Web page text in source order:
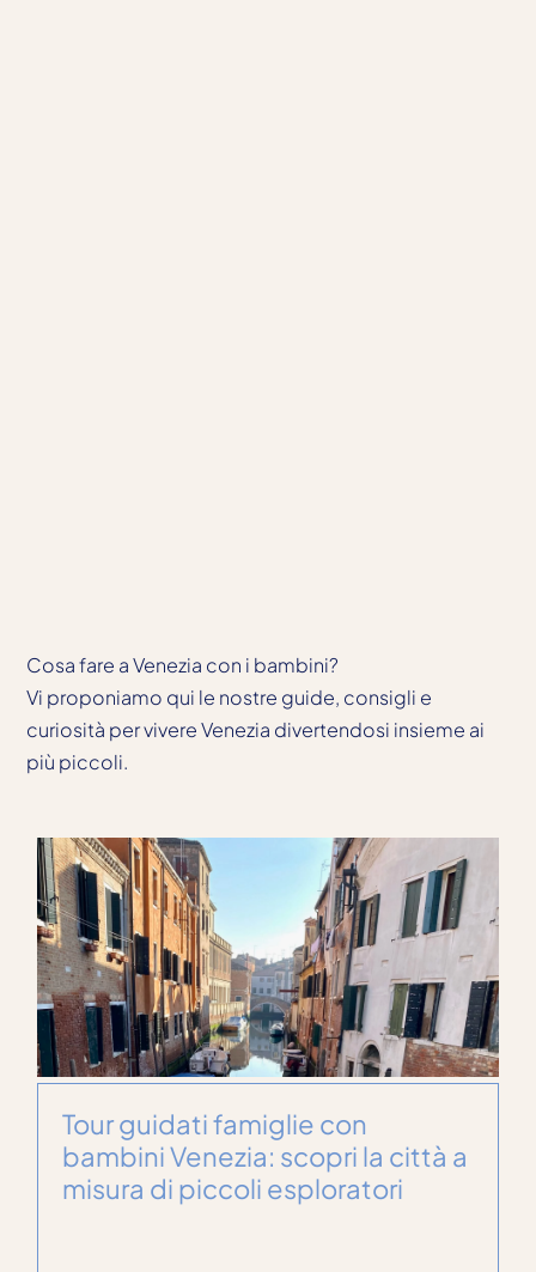
Cosa fare a Venezia con i bambini?
Vi proponiamo qui le nostre guide, consigli e
curiosità per vivere Venezia divertendosi insieme ai
più piccoli.
Tour guidati famiglie con
bambini Venezia: scopri la città a
misura di piccoli esploratori